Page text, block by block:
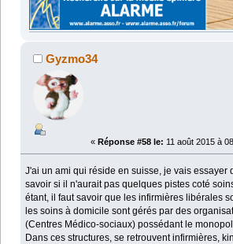
Gyzmo34
« Réponse #58 le: 11 août 2015 à
J'ai un ami qui réside en suisse, je vais essayer
savoir si il n'aurait pas quelques pistes coté
étant, il faut savoir que les infirmières libérales
les soins à domicile sont gérés par des
(Centres Médico-sociaux) possédant le
Dans ces structures, se retrouvent infirmières,